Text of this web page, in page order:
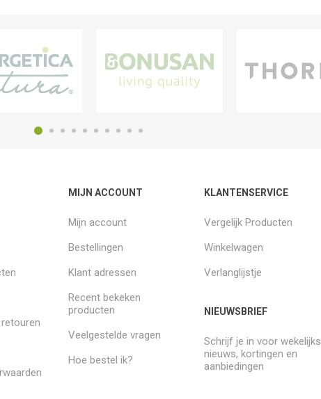
MIJN ACCOUNT
Mijn account
Bestellingen
Klant adressen
Recent bekeken
producten
Veelgestelde vragen
Hoe bestel ik?
KLANTENSERVICE
Vergelijk Producten
Winkelwagen
Verlanglijstje
NIEUWSBRIEF
Schrijf je in voor wekelijks
nieuws, kortingen en
aanbiedingen